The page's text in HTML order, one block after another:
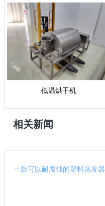
低温烘干机
相关新闻
一款可以耐腐蚀的塑料蒸发器